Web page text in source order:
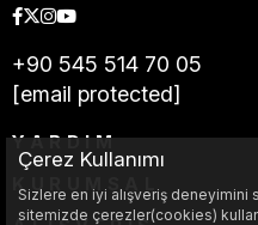
+90 545 514 70 05
[email protected]
YARDIM
Çerez Kullanımı
Sizlere en iyi alışveriş deneyimini
sitemizde çerezler(cookies)